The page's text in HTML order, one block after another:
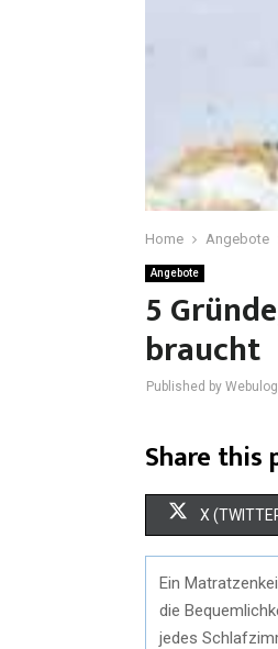
Home Angebote
Angebote
5
braucht
Published by
Share this
X
Ein
die
jedes